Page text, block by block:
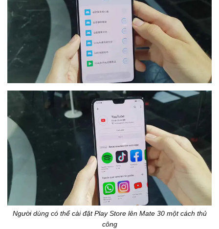
Người dùng có thể cài đặt Play Store lên Mate 30 một cách thủ
công